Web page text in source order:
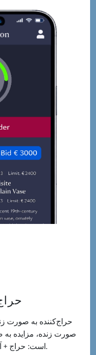
حراج‌کننده به صورت
صورت زنده، مزایده
است: حراج + آنلاین به صورت همزمان.